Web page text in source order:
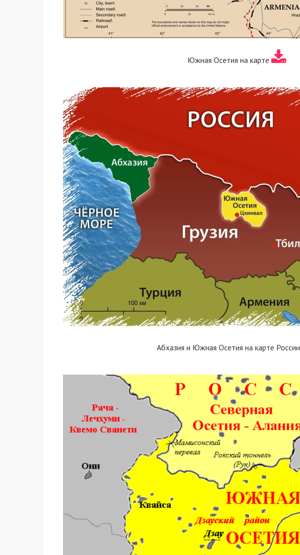
Южная Осетия на карте
Абхазия и Южная Осетия на карте России